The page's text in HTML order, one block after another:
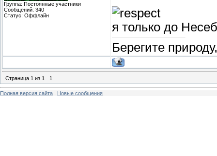
Группа: Постоянные участники
Сообщений: 340
Статус: Оффлайн
я только до
Берегите
Страница 1 из 1 1
Полная версия сайта Новые сообщения